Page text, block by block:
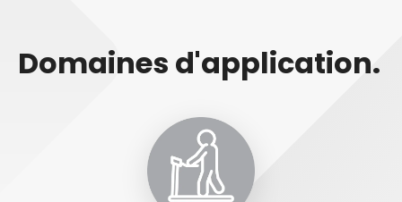
Domaines d'application.